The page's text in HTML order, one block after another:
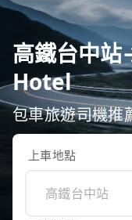
高鐵台中
Hotel
包車旅遊司機推
上車地點